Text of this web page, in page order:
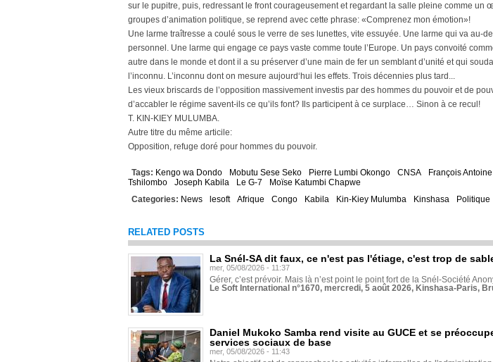
sur le pupitre, puis, redressant le front courageusement et regardant la salle pleine comme un
groupes d’animation politique, se reprend avec cette phrase: «Comprenez mon émotion»!
Une larme traîtresse a coulé sous le verre de ses lunettes, vite essuyée. Une larme qui va au-
personnel. Une larme qui engage ce pays vaste comme toute l’Europe. Un pays convoité
autre dans le monde et dont il a su préserver d’une main de fer un semblant d’unité et qui
l’inconnu. L’inconnu dont on mesure aujourd‘hui les effets. Trois décennies plus tard...
Les vieux briscards de l’opposition massivement investis par des hommes du pouvoir et de
d’accabler le régime savent-ils ce qu’ils font? Ils participent à ce surplace… Sinon à ce recul!
T. KIN-KIEY MULUMBA.
Autre titre du même articile:
Opposition, refuge doré pour hommes du pouvoir.
Tags: Kengo wa Dondo Mobutu Sese Seko Pierre Lumbi Okongo CNSA
François
Tshilombo
Joseph Kabila Le G-7
Moïse Katumbi Chapwe
Categories: News lesoft Afrique Congo Kabila Kin-Kiey Mulumba Kinshasa Politique
RELATED POSTS
La Snél-SA dit faux, ce n'est pas l'étiage, c'est trop de
mer, 05/08/2026 - 11:37
Gérer, c’est prévoir. Mais là n’est point le point fort de la Snél-Société
Le Soft International n°1670, mercredi, 5 août 2026, Kinshasa-Paris,
Daniel Mukoko Samba rend visite au GUCE et se
services sociaux de base
mer, 05/08/2026 - 11:43